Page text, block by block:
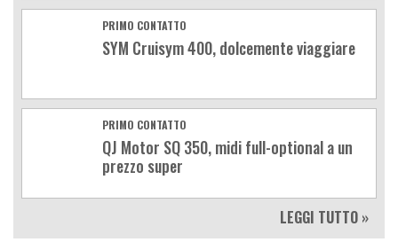
PRIMO CONTATTO
SYM Cruisym 400, dolcemente viaggiare
PRIMO CONTATTO
QJ Motor SQ 350, midi full-optional a un
prezzo super
LEGGI TUTTO »